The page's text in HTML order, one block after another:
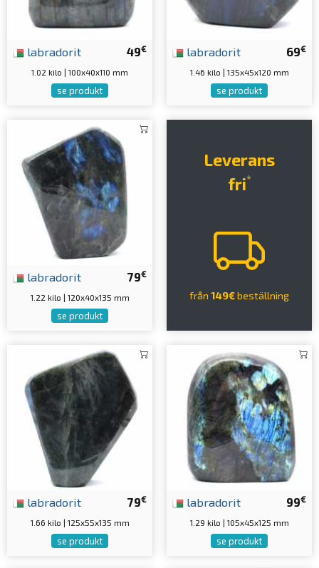
49€
labradorit
1.02 kilo | 100x40x110 mm
se produkt
69€
labradorit
1.46 kilo | 135x45x120 mm
se produkt
79€
labradorit
1.22 kilo | 120x40x135 mm
se produkt
Leverans
fri*
från 149€beställning
79€
labradorit
1.66 kilo | 125x55x135 mm
se produkt
99€
labradorit
1.29 kilo | 105x45x125 mm
se produkt